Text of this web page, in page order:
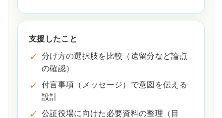
支援したこと
分け方の選択肢を比較（遺留分など論点
の確認）
付言事項（メッセージ）で意図を伝える
設計
公証役場に向けた必要資料の整理（目